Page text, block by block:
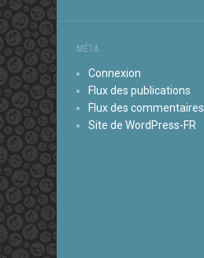
MÉTA
Connexion
Flux des publications
Flux des commentaires
Site de WordPress-FR